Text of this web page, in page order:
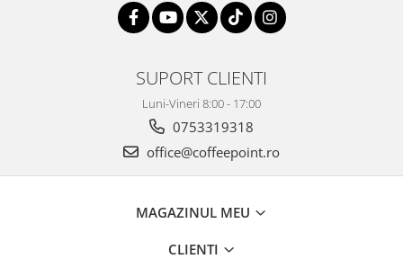
SUPORT CLIENTI
Luni-Vineri 8:00 - 17:00
0753319318
office@coffeepoint.ro
MAGAZINUL MEU
CLIENTI